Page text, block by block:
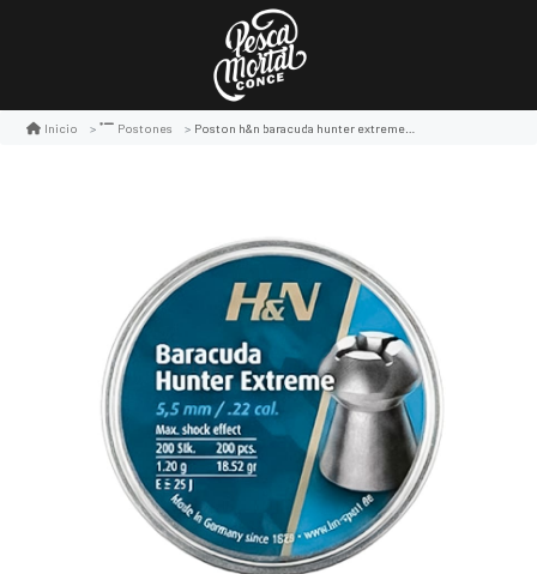
Inicio Postones Poston h&n baracuda hunter extreme 5,5mm 18.52 gr 200pcs